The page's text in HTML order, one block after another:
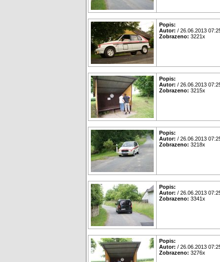
Popis:
Autor: / 26.06.2013
Zobrazeno: 3221x
Popis:
Autor: / 26.06.2013
Zobrazeno: 3215x
Popis:
Autor: / 26.06.2013
Zobrazeno: 3218x
Popis:
Autor: / 26.06.2013
Zobrazeno: 3341x
Popis:
Autor: / 26.06.2013
Zobrazeno: 3276x